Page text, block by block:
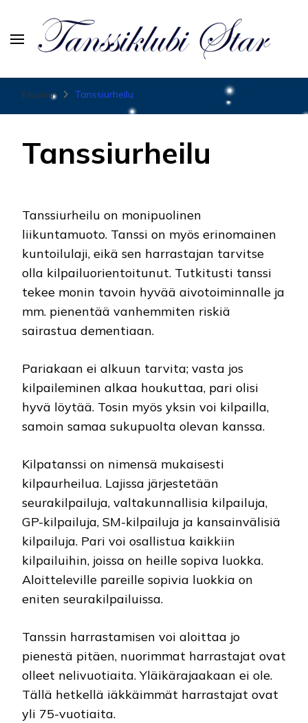
Tanssiurheiluseura Star
Etusivu Tanssiurheilu
Tanssiurheilu
Tanssiurheilu on monipuolinen
liikuntamuoto. Tanssi on myös erinomainen
kuntoilulaji, eikä sen harrastajan tarvitse
olla kilpailuorientoitunut. Tutkitusti tanssi
tekee monin tavoin hyvää aivotoiminnalle ja
mm. pienentää vanhemmiten riskiä
sairastua dementiaan.
Pariakaan ei alkuun tarvita; vasta jos
kilpaileminen alkaa houkuttaa, pari olisi
hyvä löytää. Tosin myös yksin voi kilpailla,
samoin samaa sukupuolta olevan kanssa.
Kilpatanssi on nimensä mukaisesti
kilpaurheilua. Lajissa järjestetään
seurakilpailuja, valtakunnallisia kilpailuja,
GP-kilpailuja, SM-kilpailuja ja kansainvälisiä
kilpailuja. Pari voi osallistua kaikkiin
kilpailuihin, joissa on heille sopiva luokka.
Aloitteleville pareille sopivia luokkia on
eniten seurakilpailuissa.
Tanssin harrastamisen voi aloittaa jo
pienestä pitäen, nuorimmat harrastajat ovat
olleet nelivuotiaita. Yläikärajaakaan ei ole.
Tällä hetkellä iäkkäimmät harrastajat ovat
yli 75-vuotiaita.